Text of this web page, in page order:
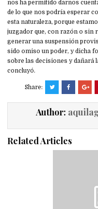
nos ha permitido darnos
de lo que nos podría esperar
esta naturaleza, porque
juzgador que, con razón o sin
generar una suspensión
sido omiso un poder, y dicha
sobre las decisiones y dañará
concluyó.
Share:
Author:
Related Articles